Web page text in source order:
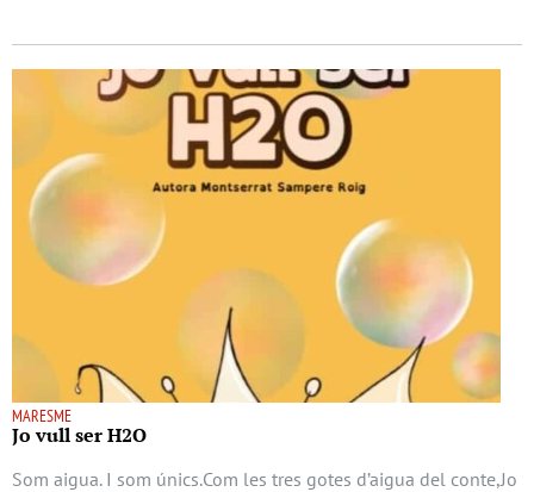
MARESME
Jo vull ser H2O
Som aigua. I som únics.Com les tres gotes d’aigua del conte,Jo